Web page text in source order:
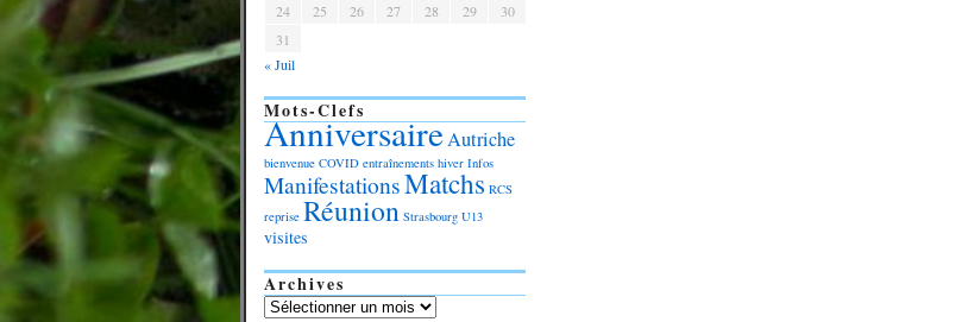
24
25 26 27 28 29
30
31
« Juil
Mots-Clefs
AnniversaireAutriche
bienvenue COVID entraînements hiver Infos
ManifestationsMatchs RCS
reprise Réunion Strasbourg U13
visites
Archives